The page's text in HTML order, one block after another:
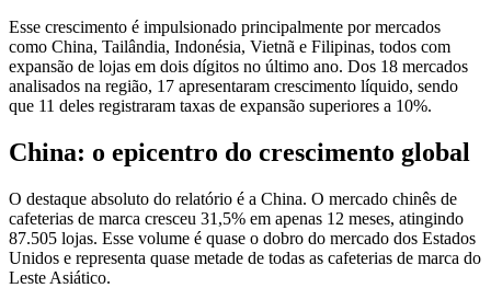
Esse crescimento é impulsionado principalmente por mercados
como China, Tailândia, Indonésia, Vietnã e Filipinas, todos com
expansão de lojas em dois dígitos no último ano. Dos 18 mercados
analisados na região, 17 apresentaram crescimento líquido, sendo
que 11 deles registraram taxas de expansão superiores a 10%.
China: o epicentro do crescimento global
O destaque absoluto do relatório é a China. O mercado chinês de
cafeterias de marca cresceu 31,5% em apenas 12 meses, atingindo
87.505 lojas. Esse volume é quase o dobro do mercado dos Estados
Unidos e representa quase metade de todas as cafeterias de marca do
Leste Asiático.